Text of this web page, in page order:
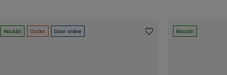
Noutăți Outlet Doar online Noutăți